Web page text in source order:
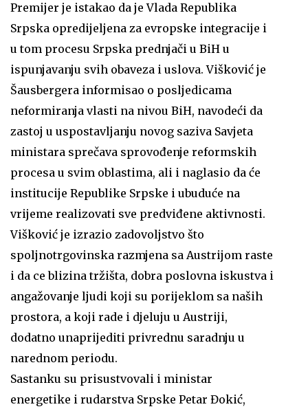
Premijer je istakao da je Vlada Republika
Srpska opredijeljena za evropske integracije i
u tom procesu Srpska prednjači u BiH u
ispunjavanju svih obaveza i uslova. Višković je
Šausbergera informisao o posljedicama
neformiranja vlasti na nivou BiH, navodeći da
zastoj u uspostavljanju novog saziva Savjeta
ministara sprečava sprovođenje reformskih
procesa u svim oblastima, ali i naglasio da će
institucije Republike Srpske i ubuduće na
vrijeme realizovati sve predviđene aktivnosti.
Višković je izrazio zadovoljstvo što
spoljnotrgovinska razmjena sa Austrijom raste
i da ce blizina tržišta, dobra poslovna iskustva i
angažovanje ljudi koji su porijeklom sa naših
prostora, a koji rade i djeluju u Austriji,
dodatno unaprijediti privrednu saradnju u
narednom periodu.
Sastanku su prisustvovali i ministar
energetike i rudarstva Srpske Petar Đokić,